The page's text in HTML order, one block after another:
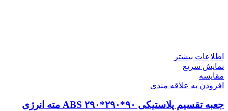
اطلاعات بیشتر
نمایش سریع
مقايسه
افزودن به علاقه مندی
جعبه تقسیم پلاستیکی ABS ۲۹۰*۲۹۰*۹۰ مته انرژی